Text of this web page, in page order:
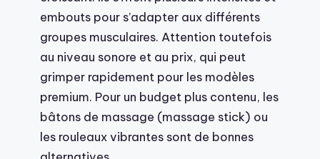
embouts pour s’adapter aux différents
groupes musculaires. Attention toutefois
au niveau sonore et au prix, qui peut
grimper rapidement pour les modèles
premium. Pour un budget plus contenu, les
bâtons de massage (massage stick) ou
les rouleaux vibrantes sont de bonnes